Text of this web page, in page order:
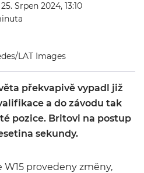
Srpen 2024, 13:10
LAT Images
překvapivě vypadl již
a do závodu tak
pozice. Britovi na postup
sekundy.
W15 provedeny změny,